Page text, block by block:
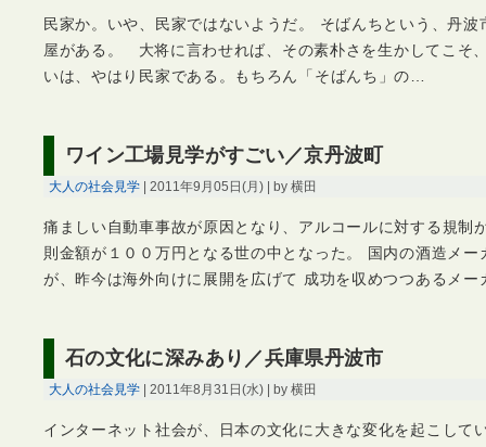
民家か。いや、民家ではないようだ。 そばんちという、丹
屋がある。 大将に言わせれば、その素朴さを生かしてこそ
いは、やはり民家である。もちろん「そばんち」の…
ワイン工場見学がすごい／京丹波町
大人の社会見学 | 2011年9月05日(月) | by 横田
痛ましい自動車事故が原因となり、アルコールに対する規制
則金額が１００万円となる世の中となった。 国内の酒造メ
が、昨今は海外向けに展開を広げて 成功を収めつつあるメ
石の文化に深みあり／兵庫県丹波市
大人の社会見学 | 2011年8月31日(水) | by 横田
インターネット社会が、日本の文化に大きな変化を起こして